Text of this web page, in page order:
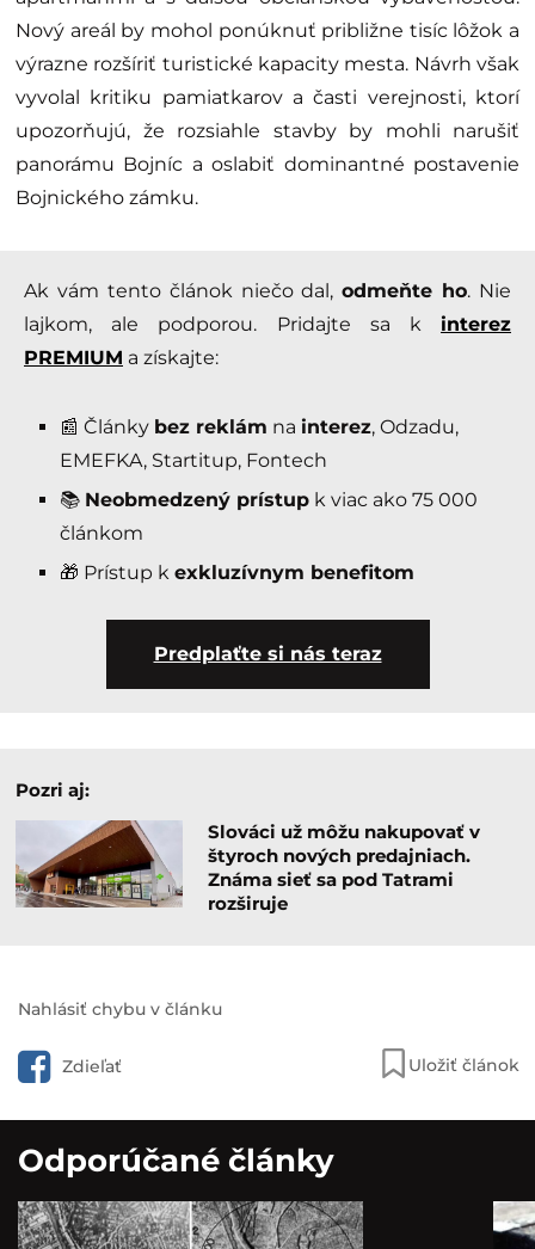
Nový areál by mohol ponúknuť približne tisíc lôžok a
výrazne rozšíriť turistické kapacity mesta. Návrh však
vyvolal kritiku pamiatkarov a časti verejnosti, ktorí
upozorňujú, že rozsiahle stavby by mohli narušiť
panorámu Bojníc a oslabiť dominantné postavenie
Bojnického zámku.
Ak vám tento článok niečo dal,odmeňte ho. Nie
lajkom, ale podporou. Pridajte sa k interez
PREMIUM a získajte:
📰 Články bez reklám na interez, Odzadu,
EMEFKA, Startitup, Fontech
📚 Neobmedzený prístup k viac ako 75 000
článkom
🎁 Prístup k exkluzívnym benefitom
Predplaťte si nás teraz
Pozri aj:
Slováci už môžu nakupovať v
štyroch nových predajniach.
Známa sieť sa pod Tatrami
rozširuje
Nahlásiť chybu v článku
Zdieľať Uložiť článok
Odporúčané články